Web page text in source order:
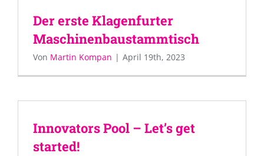
Der erste Klagenfurter
Maschinenbaustammtisch
Von Martin Kompan | April 19th, 2023
Innovators Pool – Let’s get
started!